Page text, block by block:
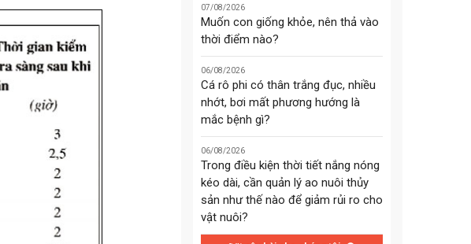
07/08/2026
Muốn con giống khỏe, nên thả vào
thời điểm nào?
06/08/2026
Cá rô phi có thân trắng đục, nhiều
nhớt, bơi mất phương hướng là
mắc bệnh gì?
06/08/2026
Trong điều kiện thời tiết nắng nóng
kéo dài, cần quản lý ao nuôi thủy
sản như thế nào để giảm rủi ro cho
vật nuôi?